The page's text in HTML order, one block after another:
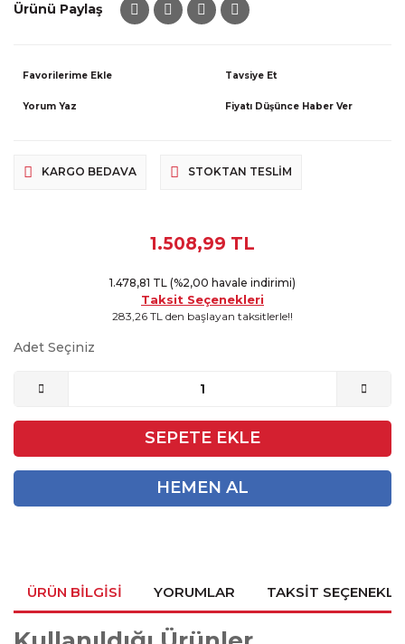
Ürünü Paylaş
Tavsiye Et
Yorum Yaz Fiyatı Düşünce Haber Ver
KARGO BEDAVA STOKTAN TESLIM
1.508,99 TL
1.478,81 TL (%2,00 havale indirimi)
Taksit Seçenekleri
283,26 TL den başlayan taksitlerle!!
Adet Seçiniz
SEPETE EKLE
HEMEN AL
ÜRÜN BILGISI YORUMLAR TAKSIT